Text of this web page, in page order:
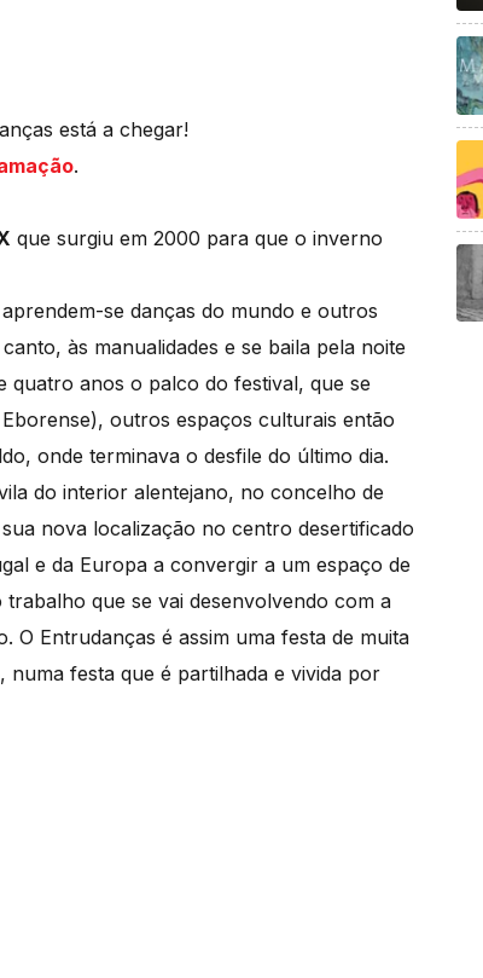
está a chegar!
.
que surgiu em 2000 para que o inverno
se danças do mundo e outros
às manualidades e se baila pela noite
anos o palco do festival, que se
outros espaços culturais então
onde terminava o desfile do último dia.
do interior alentejano, no concelho de
nova localização no centro desertificado
e da Europa a convergir a um espaço de
que se vai desenvolvendo com a
O Entrudanças é assim uma festa de muita
numa festa que é partilhada e vivida por